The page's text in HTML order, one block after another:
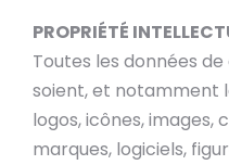
PROPRIÉTÉ
Toutes les données
soient, et notamment
logos, icônes, images,
marques, logiciels,